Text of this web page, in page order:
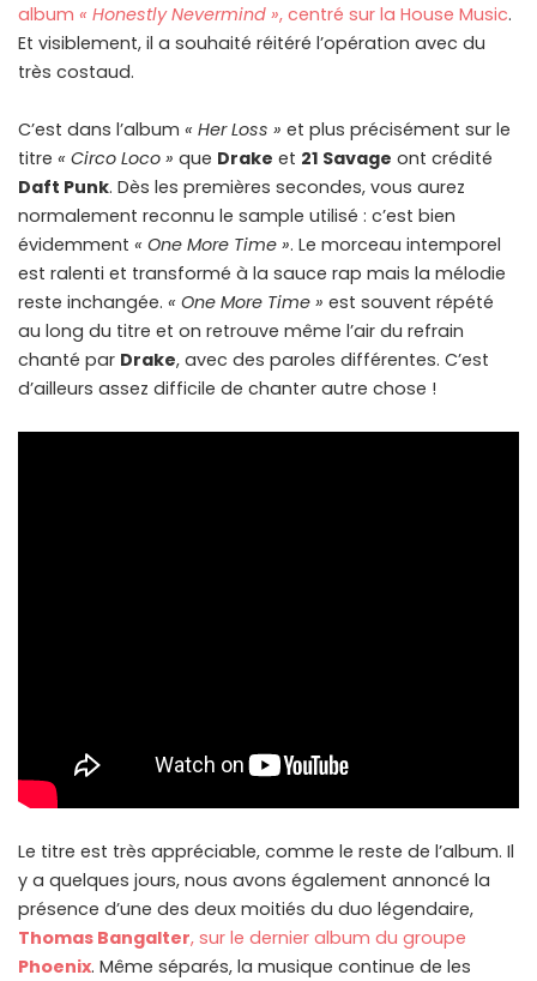
album « Honestly Nevermind », centré sur la House Music.
Et visiblement, il a souhaité réitéré l’opération avec du
très costaud.
C’est dans l’album « Her Loss » et plus précisément sur le
titre « Circo Loco » que Drake et 21 Savage ont crédité
Daft Punk. Dès les premières secondes, vous aurez
normalement reconnu le sample utilisé : c’est bien
évidemment « One More Time ». Le morceau intemporel
est ralenti et transformé à la sauce rap mais la mélodie
reste inchangée. « One More Time » est souvent répété
au long du titre et on retrouve même l’air du refrain
chanté par Drake, avec des paroles différentes. C’est
d’ailleurs assez difficile de chanter autre chose !
Le titre est très appréciable, comme le reste de l’album. Il
y a quelques jours, nous avons également annoncé la
présence d’une des deux moitiés du duo légendaire,
Thomas Bangalter, sur le dernier album du groupe
Phoenix. Même séparés, la musique continue de les